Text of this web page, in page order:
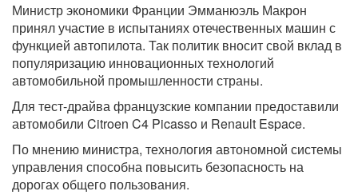
Министр экономики Франции Эмманюэль Макрон
принял участие в испытаниях отечественных машин с
функцией автопилота. Так политик вносит свой вклад в
популяризацию инновационных технологий
автомобильной промышленности страны.
Для тест-драйва французские компании предоставили
автомобили Citroen C4 Picasso и Renault Espace.
По мнению министра, технология автономной системы
управления способна повысить безопасность на
дорогах общего пользования.